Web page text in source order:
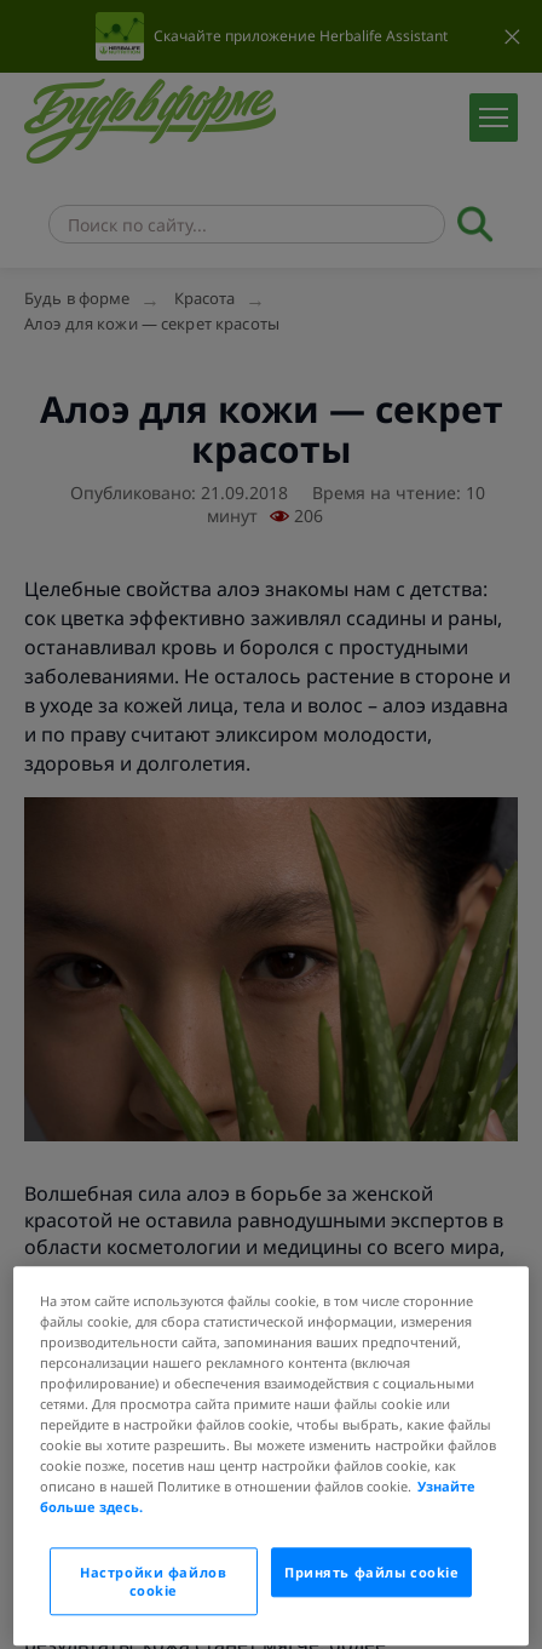
Скачайте приложение Herbalife Assistant
Будь в форме
Красота
Алоэ для кожи — секрет красоты
Алоэ для кожи — секрет
красоты
Опубликовано: 21.09.2018
Время на чтение: 10
минут
206
Целебные свойства алоэ знакомы нам с детства:
сок цветка эффективно заживлял ссадины и раны,
останавливал кровь и боролся с простудными
заболеваниями. Не осталось растение в стороне и
в уходе за кожей лица, тела и волос – алоэ издавна
и по праву считают эликсиром молодости,
здоровья и долголетия.
Волшебная сила алоэ в борьбе за женской
красотой не оставила равнодушными экспертов в
области косметологии и медицины со всего мира,
которые рекомендуют использовать средства на
основе сока растения для поддержания красоты, а
для оздоровления организма в общем –
потреблять продукты питания с содержанием
мякоти Алоэ Вера.
В соке и мякоти содержится более 20 аминокислот,
часть из которых организм синтезировать
самостоятельно не может, а также минералы:
кальций, калий, натрий, селен, хром, магний, медь
В9, В12.
Применяя алоэ в косметических целях, вы уже
через пару недель заметите первые видимые
На этом сайте используются файлы cookie, в том числе сторонние
файлы cookie, для сбора статистической информации, измерения
производительности сайта, запоминания ваших предпочтений,
персонализации нашего рекламного контента (включая
профилирование) и обеспечения взаимодействия с социальными
сетями. Для просмотра сайта примите наши файлы cookie или
перейдите в настройки файлов cookie, чтобы выбрать, какие файлы
cookie вы хотите разрешить. Вы можете изменить настройки файлов
cookie позже, посетив наш центр настройки файлов cookie, как
описано в нашей Политике в отношении файлов cookie. Узнайте
больше здесь.
Принять файлы cookie
Настройки файлов
cookie